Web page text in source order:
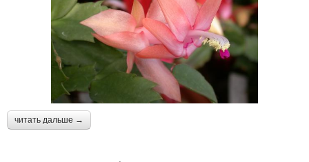
читать дальше →